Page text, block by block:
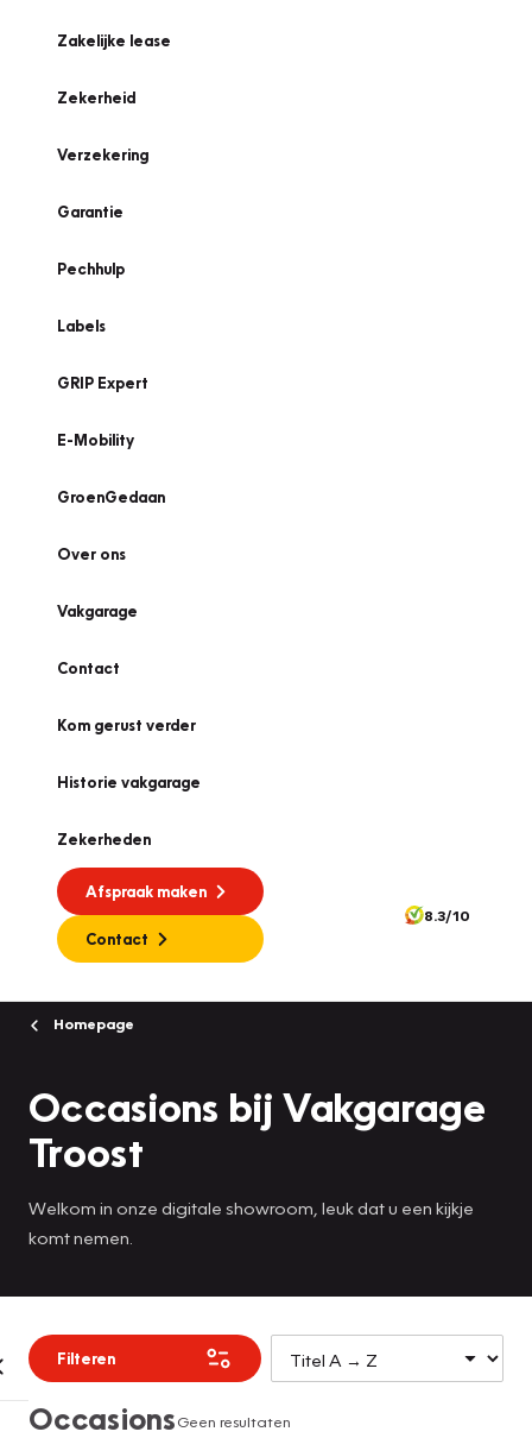
Zakelijke lease
Zekerheid
Verzekering
Garantie
Pechhulp
Labels
GRIP Expert
E-Mobility
GroenGedaan
Over ons
Vakgarage
Contact
Kom gerust verder
Historie vakgarage
Zekerheden
Afspraak maken
Contact
8.3/10
Homepage
Occasions bij Vakgarage
Troost
Welkom in onze digitale showroom, leuk dat u een kijkje
komt nemen.
Filteren
OccasionsGeen resultaten